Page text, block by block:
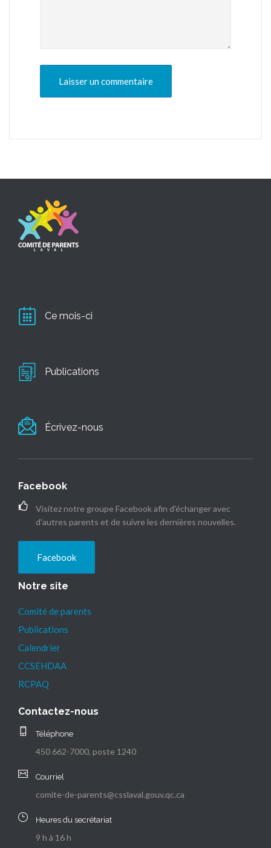
Ce mois-ci
Publications
Écrivez-nous
Facebook
Visitez notre groupe Facebook afin d'échanger avec
d'autres parents et de suivre les dernières nouvelles.
Facebook
Notre site
Comité de parents
Publications
Calendrier
CCSEHDAA
RCPAQ
Contactez-nous
Téléphone
450 662-7000, poste 1240
Courriel
comite-de-parents@csslaval.gouv.qc.ca
Heures du secrétariat
9 h à 16 h